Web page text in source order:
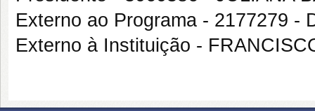
Externo ao Programa - 2177279 -
Externo à Instituição -